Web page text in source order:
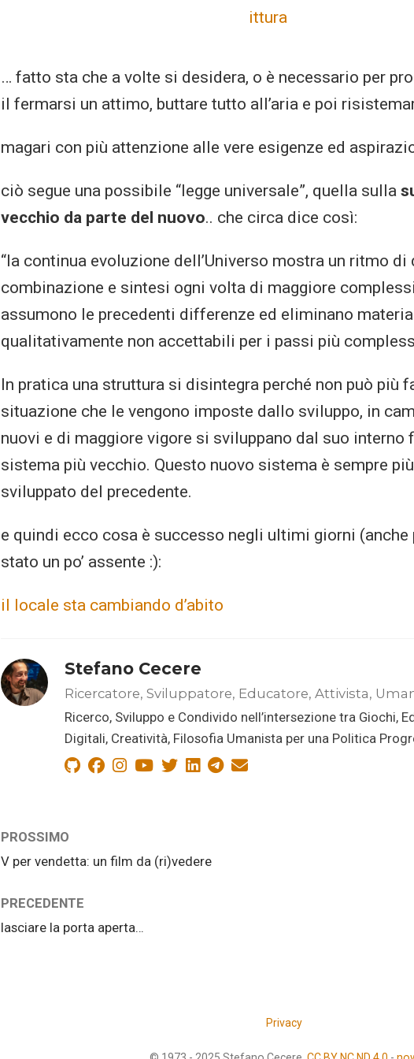
… fatto sta che a volte si desidera, o è necessario per
il fermarsi un attimo, buttare tutto all’aria e poi
magari con più attenzione alle vere esigenze ed
ciò segue una possibile “legge universale”, quella sulla
vecchio da parte del nuovo.. che circa dice così:
“la continua evoluzione dell’Universo mostra un ritmo
combinazione e sintesi ogni volta di maggiore
assumono le precedenti differenze ed eliminano
qualitativamente non accettabili per i passi più
In pratica una struttura si disintegra perché non può più
situazione che le vengono imposte dallo sviluppo, in
nuovi e di maggiore vigore si sviluppano dal suo interno
sistema più vecchio. Questo nuovo sistema è sempre
sviluppato del precedente.
e quindi ecco cosa è successo negli ultimi giorni (anche
stato un po’ assente :):
il locale sta cambiando d’abito
Stefano Cecere
Ricercatore, Sviluppatore, Educatore, Attivista,
Ricerco, Sviluppo e Condivido nell’intersezione tra Giochi,
Digitali, Creatività, Filosofia Umanista per una Politica
PROSSIMO
V per vendetta: un film da (ri)vedere
PRECEDENTE
lasciare la porta aperta…
Privacy